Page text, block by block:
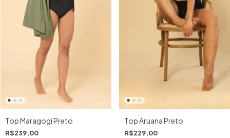
Top Maragogi Preto
R$239,00
Top Aruana Preto
R$229,00